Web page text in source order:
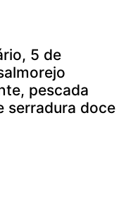
5 de
pescada
serradura doce